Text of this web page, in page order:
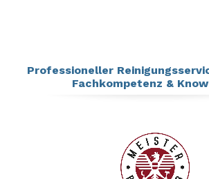
Professioneller
Fachkompetenz &